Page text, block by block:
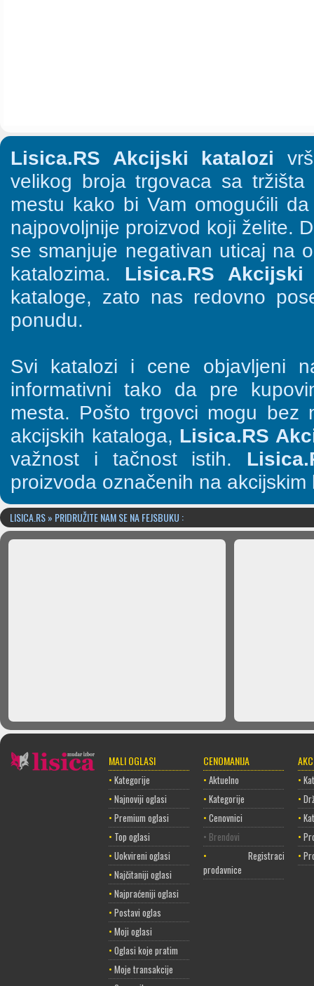
Lisica.RS Akcijski katalozi
velikog broja trgovaca sa
mestu kako bi Vam omogućili
najpovoljnije proizvod koji želite.
se smanjuje negativan uticaj na
katalozima. Lisica.RS Akcijski
kataloge, zato nas redovno
ponudu.
Svi katalozi i cene objavljeni
informativni tako da pre
mesta. Pošto trgovci mogu bez
akcijskih kataloga, Lisica.RS
važnost i tačnost istih.
proizvoda označenih na akcijskim
LISICA.RS » PRIDRUŽITE NAM SE NA FEJSBUKU :
MALI OGLASI
• Kategorije
• Najnoviji oglasi
• Premium oglasi
• Top oglasi
• Uokvireni oglasi
• Najčitaniji oglasi
• Najpraćeniji oglasi
• Postavi oglas
• Moji oglasi
• Oglasi koje pratim
• Moje transakcije
CENOMANIJA
• Aktuelno
• Kategorije
• Cenovnici
• Brendovi
• Registracija
prodavnice
•
•
•
•
•